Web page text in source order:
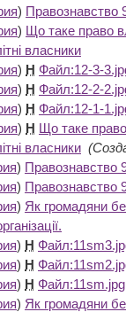
) Правознавство
) Що таке право
власники
) Н Файл:12-3-
) Н Файл:12-2-
) Н Файл:12-1-
) Н Що таке
власники
) Правознавство
) Правознавство
) Як громадяни
) Н
) Н
) Н Файл:11sm.jpg
) Як громадяни